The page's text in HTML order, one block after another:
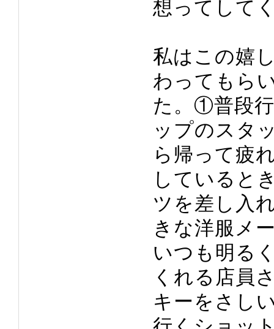
想ってして
私はこの嬉
わってもら
た。①普段
ップのスタ
ら帰って疲
していると
ツを差し入
きな洋服メ
いつも明る
くれる店員
キーをさし